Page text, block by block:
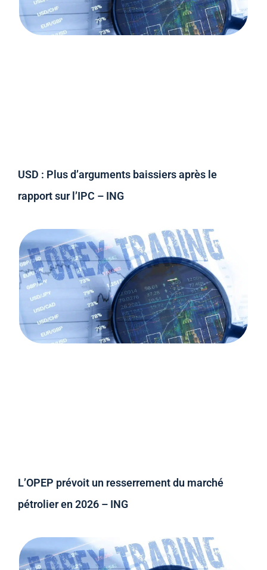
USD : Plus d’arguments baissiers après le
rapport sur l’IPC – ING
L’OPEP prévoit un resserrement du marché
pétrolier en 2026 – ING